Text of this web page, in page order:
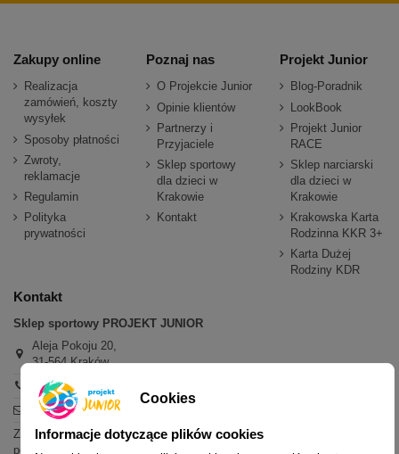
Zakupy online
Realizacja
zamówień, koszty
wysyłek
Sposoby płatności
Zwroty,
reklamacje
Regulamin
Polityka
prywatności
Poznaj nas
O Projekcie Junior
Opinie klientów
Partnerzy i
Przyjaciele
Sklep sportowy
dla dzieci w
Krakowie
Kontakt
Projekt Junior
Blog-Poradnik
LookBook
Projekt Junior
RACE
Sklep narciarski
dla dzieci w
Krakowie
Krakowska Karta
Rodzinna KKR 3+
Karta Dużej
Rodziny KDR
Kontakt
Sklep sportowy PROJEKT JUNIOR
Aleja Pokoju 20,
31-564 Kraków
+48 600 779 897
sklep@projektjunior.pl
Zapraszamy do sklepu stacjonarnego:
poniedziałek - piątek: 11.00-19.00
Cookies
Informacje dotyczące plików cookies